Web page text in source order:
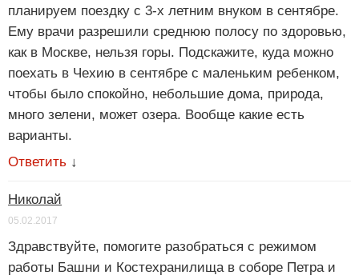
планируем поездку с 3-х летним внуком в сентябре.
Ему врачи разрешили среднюю полосу по здоровью,
как в Москве, нельзя горы. Подскажите, куда можно
поехать в Чехию в сентябре с маленьким ребенком,
чтобы было спокойно, небольшие дома, природа,
много зелени, может озера. Вообще какие есть
варианты.
Ответить ↓
Николай
05.02.2017
Здравствуйте, помогите разобраться с режимом
работы Башни и Костехранилища в соборе Петра и